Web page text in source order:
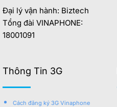
Đại lý vận hành: Biztech
Tổng đài VINAPHONE:
18001091
Thông Tin 3G
Cách đăng ký 3G Vinaphone